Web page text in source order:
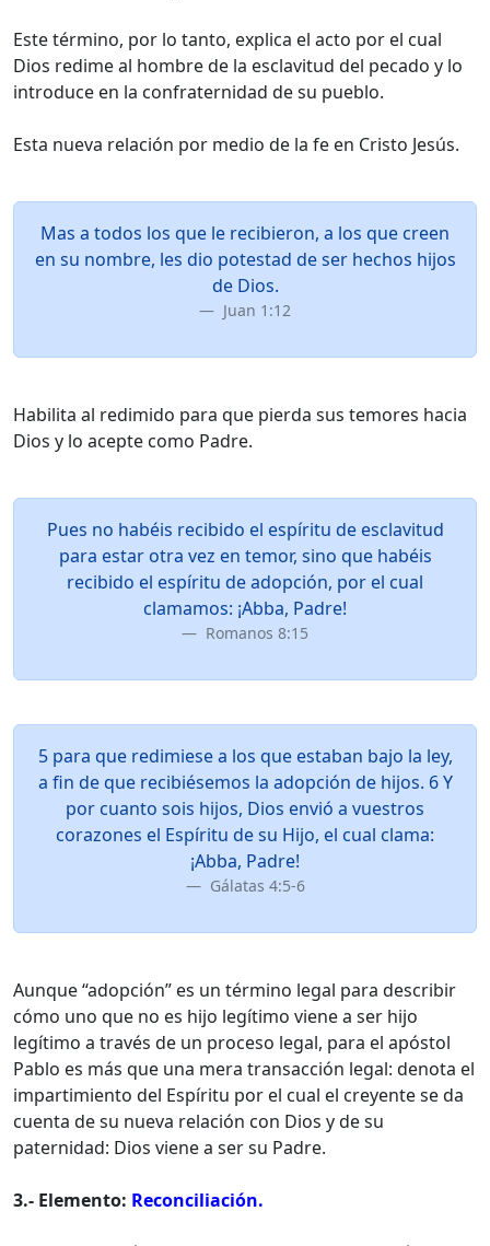
Este término, por lo tanto, explica el acto por el cual
Dios redime al hombre de la esclavitud del pecado y lo
introduce en la confraternidad de su pueblo.
Esta nueva relación por medio de la fe en Cristo Jesús.
Mas a todos los que le recibieron, a los que creen
en su nombre, les dio potestad de ser hechos hijos
de Dios.
Juan 1:12
Habilita al redimido para que pierda sus temores hacia
Dios y lo acepte como Padre.
Pues no habéis recibido el espíritu de esclavitud
para estar otra vez en temor, sino que habéis
recibido el espíritu de adopción, por el cual
clamamos: ¡Abba, Padre!
Romanos 8:15
5 para que redimiese a los que estaban bajo la ley,
a fin de que recibiésemos la adopción de hijos. 6 Y
por cuanto sois hijos, Dios envió a vuestros
corazones el Espíritu de su Hijo, el cual clama:
¡Abba, Padre!
Gálatas 4:5-6
Aunque “adopción” es un término legal para describir
cómo uno que no es hijo legítimo viene a ser hijo
legítimo a través de un proceso legal, para el apóstol
Pablo es más que una mera transacción legal: denota el
impartimiento del Espíritu por el cual el creyente se da
cuenta de su nueva relación con Dios y de su
paternidad: Dios viene a ser su Padre.
3.- Elemento: Reconciliación.